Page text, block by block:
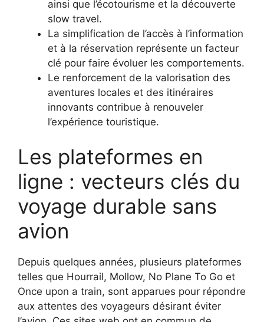
ainsi que l’écotourisme et la découverte
slow travel.
La simplification de l’accès à l’information
et à la réservation représente un facteur
clé pour faire évoluer les comportements.
Le renforcement de la valorisation des
aventures locales et des itinéraires
innovants contribue à renouveler
l’expérience touristique.
Les plateformes en
ligne : vecteurs clés du
voyage durable sans
avion
Depuis quelques années, plusieurs plateformes
telles que Hourrail, Mollow, No Plane To Go et
Once upon a train, sont apparues pour répondre
aux attentes des voyageurs désirant éviter